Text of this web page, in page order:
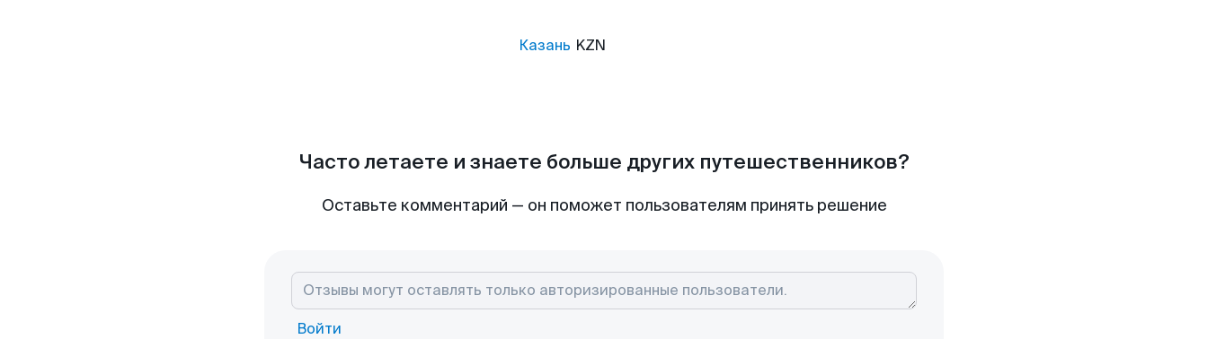
Казань KZN
Часто летаете и знаете больше других путешественников?
Оставьте комментарий — он поможет пользователям принять решение
Войти